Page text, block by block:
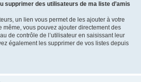
supprimer des utilisateurs de ma liste d’amis
un lien vous permet de les ajouter à votre
même, vous pouvez ajouter directement des
de contrôle de l’utilisateur en saisissant leur
également les supprimer de vos listes depuis